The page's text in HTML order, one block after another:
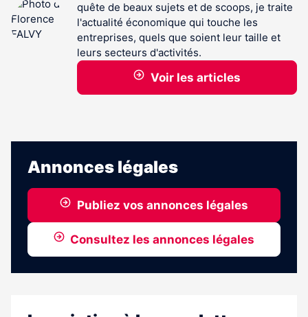
quête de beaux sujets et de scoops, je traite
l'actualité économique qui touche les
entreprises, quels que soient leur taille et
leurs secteurs d'activités.
Voir les articles
Annonces légales
Publiez vos annonces légales
Consultez les annonces légales